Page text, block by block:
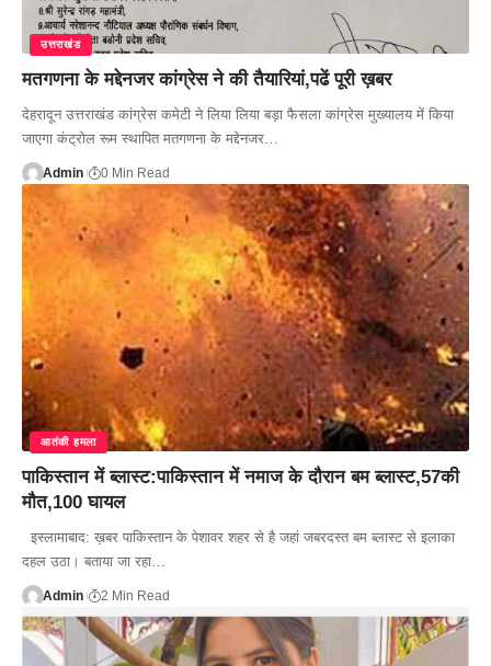
उत्तराखंड
मतगणना के मद्देनजर कांग्रेस ने की तैयारियां,पढें पूरी ख़बर
देहरादून उत्तराखंड कांग्रेस कमेटी ने लिया लिया बड़ा फैसला कांग्रेस मुख्यालय में किया
जाएगा कंट्रोल रूम स्थापित मतगणना के मद्देनजर…
Admin 0 Min Read
आतंकी हमला
पाकिस्तान में ब्लास्ट:पाकिस्तान में नमाज के दौरान बम ब्लास्ट,57की
मौत,100 घायल
इस्लामाबाद: ख़बर पाकिस्तान के पेशावर शहर से है जहां जबरदस्त बम ब्लास्ट से इलाका
दहल उठा। बताया जा रहा…
Admin 2 Min Read